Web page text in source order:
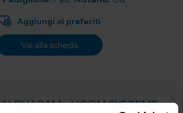
Aggiungi ai preferiti
Vai alla scheda
ALPHACAM - LICOM SYSTEMS